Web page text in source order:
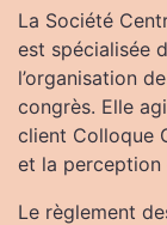
La Société
est spécialisée
l’organisation
congrès. Elle
client Colloque
et la perception
Le règlement